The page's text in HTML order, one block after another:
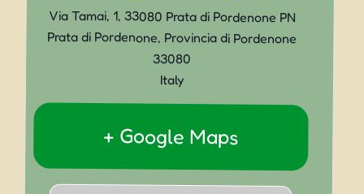
Via Tamai, 1, 33080 Prata di Pordenone PN
Prata di Pordenone, Provincia di Pordenone
33080
Italy
+ Google Maps